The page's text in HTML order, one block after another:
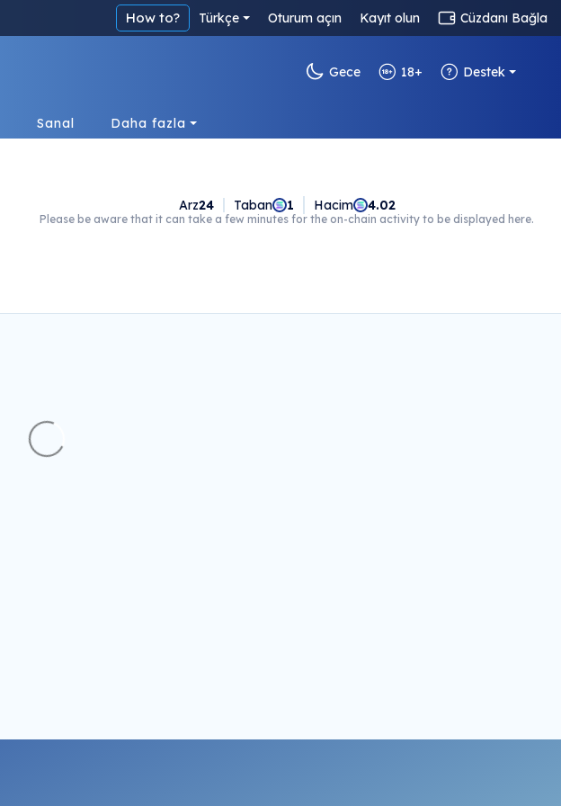
How to? Türkçe Oturum açın Kayıt olun Cüzdanı Bağla
Gece 18+ Destek
Sanal Daha fazla
Arz24 Taban 1 Hacim 4.02
Please be aware that it can take a few minutes for the on-chain activity to be displayed here.